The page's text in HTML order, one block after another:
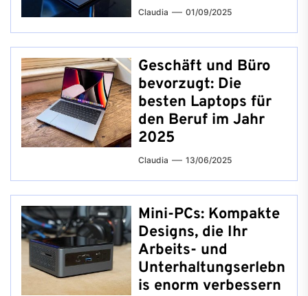
Claudia 01/09/2025
Geschäft und Büro
bevorzugt: Die
besten Laptops für
den Beruf im Jahr
2025
Claudia 13/06/2025
Mini-PCs: Kompakte
Designs, die Ihr
Arbeits- und
Unterhaltungserlebn
is enorm verbessern